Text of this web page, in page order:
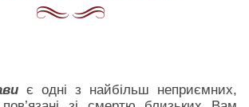
є одні з найбільш неприємних,